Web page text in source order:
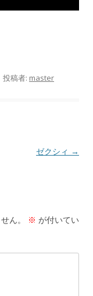
投稿者: master
ゼクシィ →
ん。 ※ が付いてい